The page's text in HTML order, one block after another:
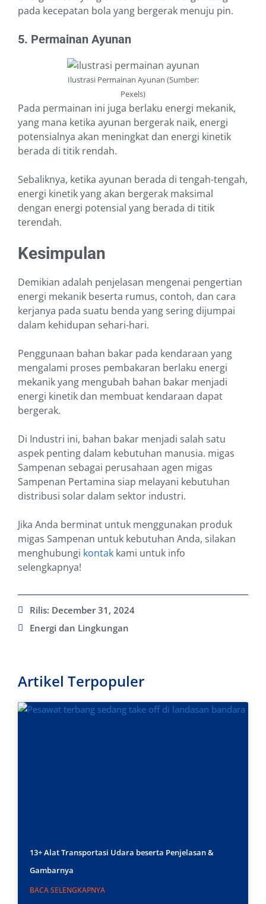
pada kecepatan bola yang bergerak menuju pin.
5. Permainan Ayunan
Ilustrasi Permainan Ayunan (Sumber:
Pexels)
Pada permainan ini juga berlaku energi mekanik,
yang mana ketika ayunan bergerak naik, energi
potensialnya akan meningkat dan energi kinetik
berada di titik rendah.
Sebaliknya, ketika ayunan berada di tengah-tengah,
energi kinetik yang akan bergerak maksimal
dengan energi potensial yang berada di titik
terendah.
Kesimpulan
Demikian adalah penjelasan mengenai pengertian
energi mekanik beserta rumus, contoh, dan cara
kerjanya pada suatu benda yang sering dijumpai
dalam kehidupan sehari-hari.
Penggunaan bahan bakar pada kendaraan yang
mengalami proses pembakaran berlaku energi
mekanik yang mengubah bahan bakar menjadi
energi kinetik dan membuat kendaraan dapat
bergerak.
Di Industri ini, bahan bakar menjadi salah satu
aspek penting dalam kebutuhan manusia. migas
Sampenan sebagai perusahaan agen migas
Sampenan Pertamina siap melayani kebutuhan
distribusi solar dalam sektor industri.
Jika Anda berminat untuk menggunakan produk
migas Sampenan untuk kebutuhan Anda, silakan
menghubungi kontak kami untuk info
selengkapnya!
Rilis: December 31, 2024
Energi dan Lingkungan
Artikel Terpopuler
13+ Alat Transportasi Udara beserta Penjelasan &
Gambarnya
BACA SELENGKAPNYA